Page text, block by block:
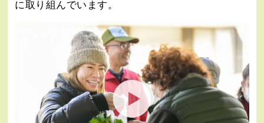
に取り組んでいます。